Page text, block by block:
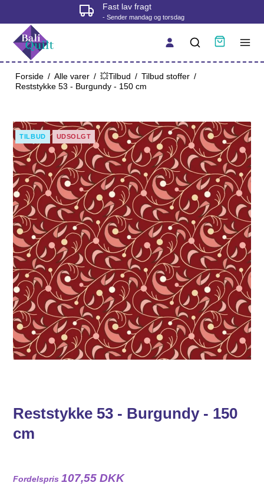
Fast lav fragt
- Sender mandag og torsdag
Forside / Alle varer / 💥Tilbud / Tilbud stoffer /
Reststykke 53 - Burgundy - 150 cm
TILBUD UDSOLGT
Reststykke 53 - Burgundy - 150
cm
Fordelspris107,55 DKK